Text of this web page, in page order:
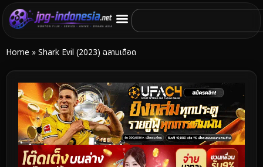
Home » Shark Evil (2023) ฉลามเดือด